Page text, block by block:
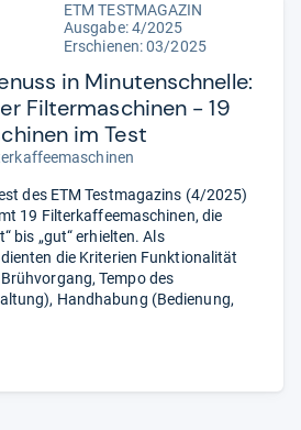
ETM TESTMAGAZIN
Ausgabe: 4/2025
Erschienen: 03/2025
in Minutenschnelle:
Filtermaschinen - 19
im Test
des ETM Testmagazins (4/2025)
19 Filterkaffeemaschinen, die
bis „gut“ erhielten. Als
die Kriterien Funktionalität
Tempo des
Handhabung (Bedienung,